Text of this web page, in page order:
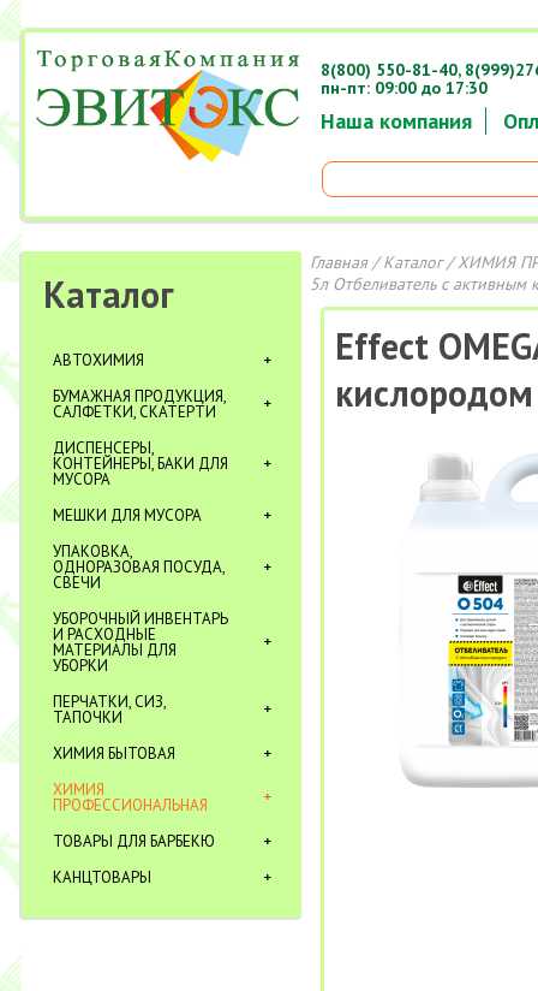
Наша компания
8(800) 550-81-40,
пн-пт: 09:00 до 17:30
Каталог
АВТОХИМИЯ
БУМАЖНАЯ ПРОДУКЦИЯ,
САЛФЕТКИ, СКАТЕРТИ
ДИСПЕНСЕРЫ,
КОНТЕЙНЕРЫ, БАКИ ДЛЯ
МУСОРА
МЕШКИ ДЛЯ МУСОРА
УПАКОВКА,
ОДНОРАЗОВАЯ ПОСУДА,
СВЕЧИ
УБОРОЧНЫЙ ИНВЕНТАРЬ
И РАСХОДНЫЕ
МАТЕРИАЛЫ ДЛЯ
УБОРКИ
ПЕРЧАТКИ, СИЗ,
ТАПОЧКИ
ХИМИЯ БЫТОВАЯ
ХИМИЯ
ПРОФЕССИОНАЛЬНАЯ
ТОВАРЫ ДЛЯ БАРБЕКЮ
КАНЦТОВАРЫ
Главная/Каталог/ХИМИЯ
5л Отбеливатель с
Effect